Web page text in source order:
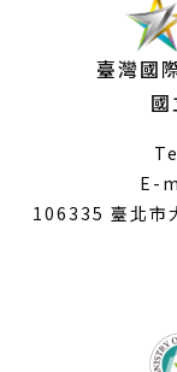
臺灣國
E-
106335 臺北市